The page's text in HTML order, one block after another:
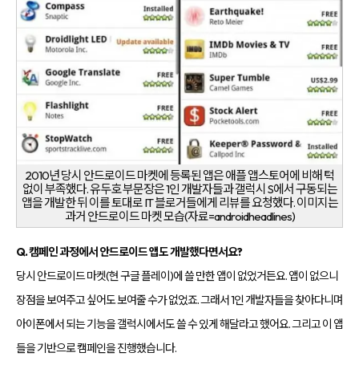
2010년 당시 안드로이드 마켓에 등록된 앱은 애플 앱스토어에 비해 턱
없이 부족했다. 유두호 부문장은 1인 개발자들과 갤럭시 S에서 구동되는
앱을 개발한 뒤 이를 토대로 IT 블로거들에게 리뷰를 요청했다. 이미지는
과거 안드로이드 마켓 모습(자료=androidheadlines)
Q. 캠페인 과정에서 안드로이드 앱도 개발했다면서요?
당시 안드로이드 마켓(현 구글 플레이)에 쓸 만한 앱이 없었거든요. 앱이 없으니
장점을 보여주고 싶어도 보여줄 수가 없었죠. 그래서 1인 개발자들을 찾아다니며
아이폰에서 되는 기능을 갤럭시에서도 쓸 수 있게 해달라고 했어요. 그리고 이 앱
들을 기반으로 캠페인을 진행했습니다.